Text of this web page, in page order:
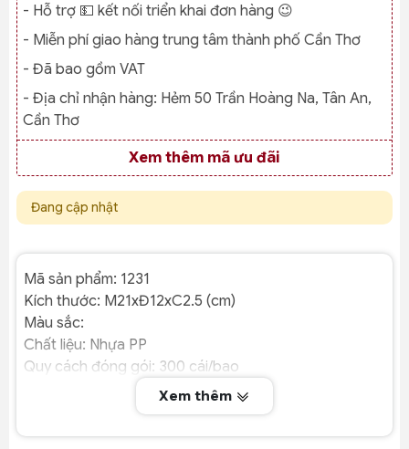
- Hỗ trợ 💵 kết nối triển khai đơn hàng 😉
- Miễn phí giao hàng trung tâm thành phố Cần Thơ
- Đã bao gồm VAT
- Địa chỉ nhận hàng: Hẻm 50 Trần Hoàng Na, Tân An,
Cần Thơ
Xem thêm mã ưu đãi
Đang cập nhật
Mã sản phẩm: 1231
Kích thước: M21xĐ12xC2.5 (cm)
Màu sắc:
Chất liệu: Nhựa PP
Quy cách đóng gói: 300 cái/bao
Xem thêm